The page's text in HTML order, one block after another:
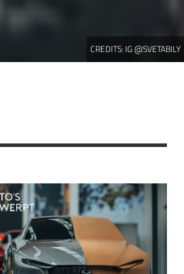
CREDITS: IG @SVETABILY